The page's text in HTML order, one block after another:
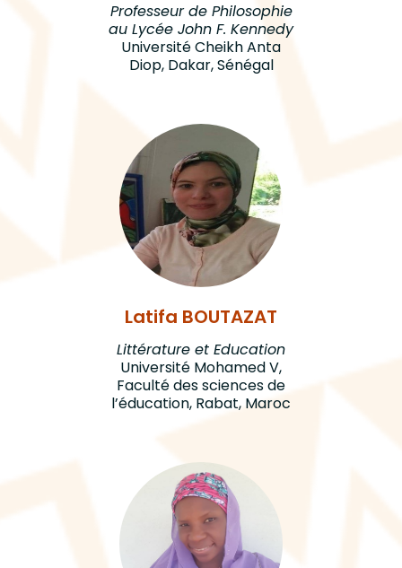
Professeur de Philosophie
au Lycée John F. Kennedy
Université Cheikh Anta
Diop, Dakar, Sénégal
Latifa BOUTAZAT
Littérature et Education
Université Mohamed V,
Faculté des sciences de
l’éducation, Rabat, Maroc